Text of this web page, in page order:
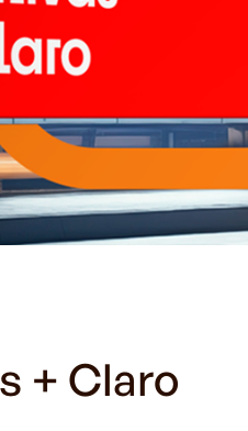
+ Claro